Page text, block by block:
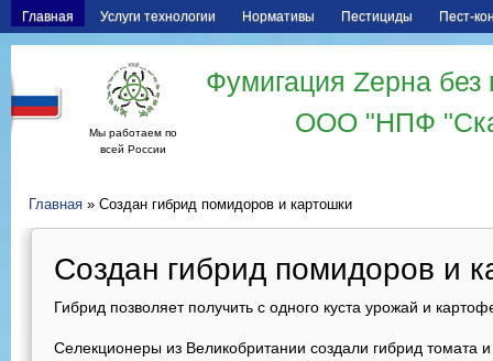
Главная Услуги технологии Нормативы Пестициды Пест-
Мы работаем по
всей России
Фумигация Zерна
ООО "НПФ
Главная » Cоздан гибрид помидоров и картошки
Cоздан гибрид помидоров и
Гибрид позволяет получить с одного куста урожай и
Селекционеры из Великобритании создали гибрид томата